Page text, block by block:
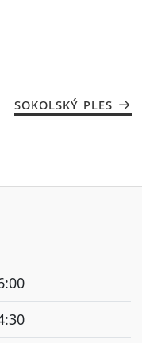
SOKOLSKÝ PLES